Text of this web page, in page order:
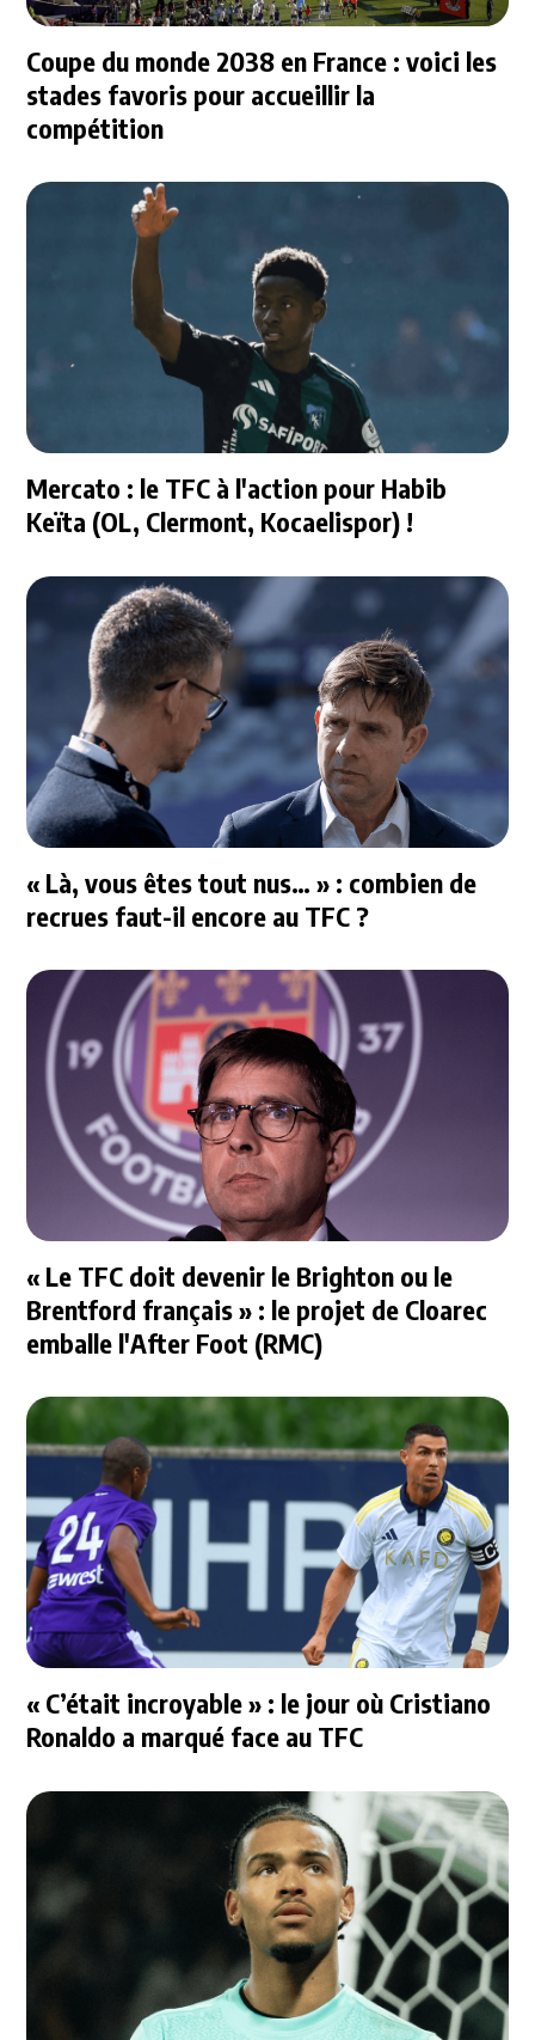
Coupe du monde 2038 en France : voici les
stades favoris pour accueillir la
compétition
Mercato : le TFC à l'action pour Habib
Keïta (OL, Clermont, Kocaelispor) !
« Là, vous êtes tout nus… » : combien de
recrues faut-il encore au TFC ?
« Le TFC doit devenir le Brighton ou le
Brentford français » : le projet de Cloarec
emballe l'After Foot (RMC)
« C’était incroyable » : le jour où Cristiano
Ronaldo a marqué face au TFC